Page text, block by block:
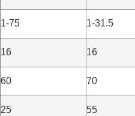
1-75 1-31.5
16 16
60 70
25 55